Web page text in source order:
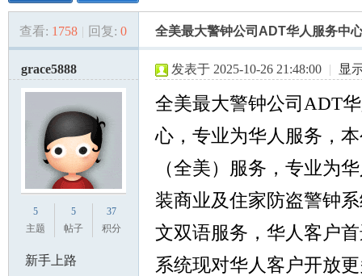
美» › ›
查看: 1758 | 回复: 0 全美最大警钟公司ADT华人服务中
grace5888
5
主题
5
帖子
37
积分
新手上路
发表于 2025-10-26 21:48:00 | 显
全美最大警钟公司ADT
心，专业为华人服务，
（全美）服务，专业为
装商业及住家防盗警钟
文双语服务，华人客户
系统现对华人客户开放